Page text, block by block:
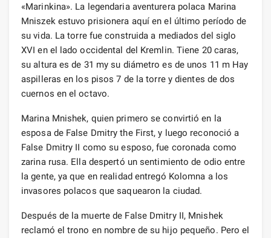
«Marinkina». La legendaria aventurera polaca Marina
Mniszek estuvo prisionera aquí en el último período de
su vida. La torre fue construida a mediados del siglo
XVI en el lado occidental del Kremlin. Tiene 20 caras,
su altura es de 31 my su diámetro es de unos 11 m Hay
aspilleras en los pisos 7 de la torre y dientes de dos
cuernos en el octavo.
Marina Mnishek, quien primero se convirtió en la
esposa de False Dmitry the First, y luego reconoció a
False Dmitry II como su esposo, fue coronada como
zarina rusa. Ella despertó un sentimiento de odio entre
la gente, ya que en realidad entregó Kolomna a los
invasores polacos que saquearon la ciudad.
Después de la muerte de False Dmitry II, Mnishek
reclamó el trono en nombre de su hijo pequeño. Pero el